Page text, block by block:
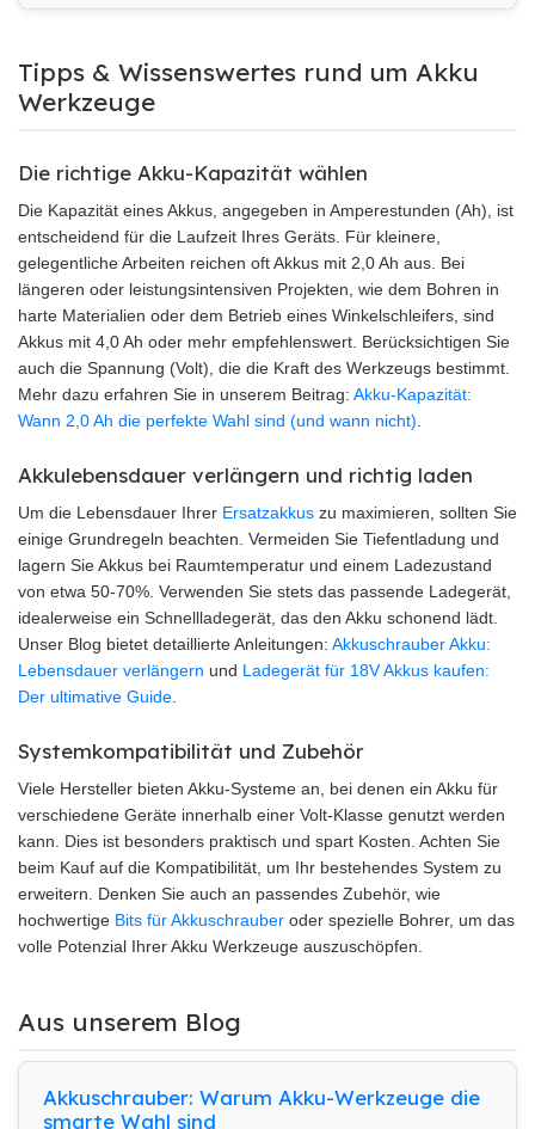
Tipps & Wissenswertes rund um Akku
Werkzeuge
Die richtige Akku-Kapazität wählen
Die Kapazität eines Akkus, angegeben in Amperestunden (Ah), ist
entscheidend für die Laufzeit Ihres Geräts. Für kleinere,
gelegentliche Arbeiten reichen oft Akkus mit 2,0 Ah aus. Bei
längeren oder leistungsintensiven Projekten, wie dem Bohren in
harte Materialien oder dem Betrieb eines Winkelschleifers, sind
Akkus mit 4,0 Ah oder mehr empfehlenswert. Berücksichtigen Sie
auch die Spannung (Volt), die die Kraft des Werkzeugs bestimmt.
Mehr dazu erfahren Sie in unserem Beitrag: Akku-Kapazität:
Wann 2,0 Ah die perfekte Wahl sind (und wann nicht)
Akkulebensdauer verlängern und richtig laden
Um die Lebensdauer Ihrer Ersatzakkus zu maximieren, sollten Sie
einige Grundregeln beachten. Vermeiden Sie Tiefentladung und
lagern Sie Akkus bei Raumtemperatur und einem Ladezustand
von etwa 50-70%. Verwenden Sie stets das passende Ladegerät,
idealerweise ein Schnellladegerät, das den Akku schonend lädt.
Unser Blog bietet detaillierte Anleitungen: Akkuschrauber Akku:
Lebensdauer verlängern und Ladegerät für 18V Akkus kaufen:
Der ultimative Guide
Systemkompatibilität und Zubehör
Viele Hersteller bieten Akku-Systeme an, bei denen ein Akku für
verschiedene Geräte innerhalb einer Volt-Klasse genutzt werden
kann. Dies ist besonders praktisch und spart Kosten. Achten Sie
beim Kauf auf die Kompatibilität, um Ihr bestehendes System zu
erweitern. Denken Sie auch an passendes Zubehör, wie
hochwertige Bits für Akkuschrauber oder spezielle Bohrer, um das
volle Potenzial Ihrer Akku Werkzeuge auszuschöpfen.
Aus unserem Blog
Akkuschrauber: Warum Akku-Werkzeuge die
smarte Wahl sind